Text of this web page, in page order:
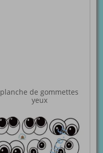
planche de gommettes
yeux